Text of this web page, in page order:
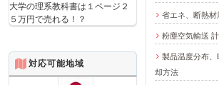
省エネ、断熱材
粉塵空気輸送
製品温度分布
却方法
大学の理系教科書は１ページ２
５万円で売れる！？
対応可能地域